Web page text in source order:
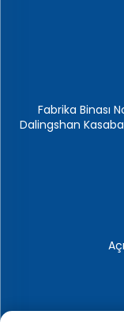
Fabrika Binası
Dalingshan